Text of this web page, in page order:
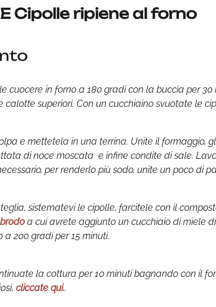
Cipolle ripiene al forno
cuocere in forno a 180 gradi con la buccia per
calotte superiori. Con un cucchiaino svuotate le
e mettetela in una terrina. Unite il formaggio,
di noce moscata e infine condite di sale.
per renderlo più sodo, unite un poco di
sistematevi le cipolle, farcitele con il
brodoa cui avrete aggiunto un cucchiaio di miele
200 gradi per 15 minuti.
la cottura per 10 minuti bagnando con il
cliccate qui..